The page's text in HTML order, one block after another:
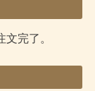
完了。